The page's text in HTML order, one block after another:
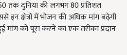
तक दुनिया की लगभग 80 प्रतिशत
इन क्षेत्रों में भोजन की अधिक मांग बढ़ेगी
मांग को पूरा करने का एक तरीका प्रदान